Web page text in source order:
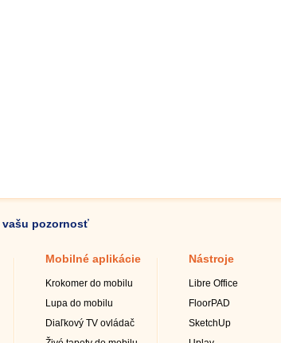
vašu pozornosť
Mobilné aplikácie
Krokomer do mobilu
Lupa do mobilu
Diaľkový TV ovládač
Nástroje
Libre Office
FloorPAD
SketchUp